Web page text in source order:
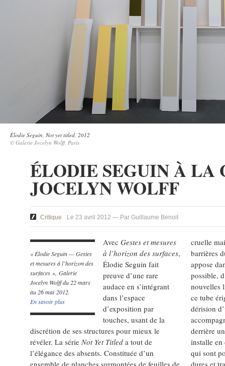
Élodie Seguin, Not yet titled, 2012
© Galerie Jocelyn Wolff, Paris
ÉLODIE SEGUIN À LA
JOCELYN WOLFF
Critique Le 23 avril 2012 — Par Guillaume Benoit
« Élodie Seguin — Gestes
et mesures à l’horizon des
surfaces », Galerie
Jocelyn Wolff du 22 mars
au 26 mai 2012.
En savoir plus
Avec Gestes et mesures
à l’horizon des surfaces,
Élodie Seguin fait
preuve d’une rare
audace en s’intégrant
dans l’espace
d’exposition par
touches, usant de la
discrétion de ses structures pour mieux le
révéler. La série Not Yet Titled a tout de
l’élégance des absents. Constituée d’un
ensemble de planches surmontées de feuilles de
cruelle
barrières
appose
possible,
nouvelles
ce tube
dérision
derrière
installe en
qui sont
dures et